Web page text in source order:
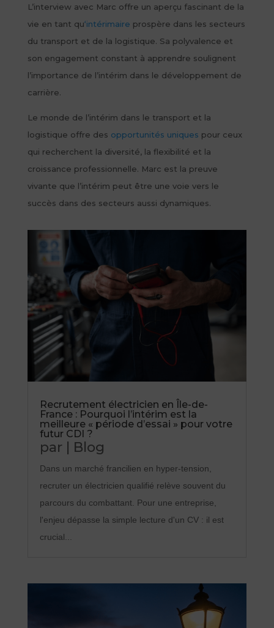
L’interview avec Marc offre un aperçu fascinant de la
vie en tant qu‘intérimaire prospère dans les secteurs
du transport et de la logistique. Sa polyvalence et
son engagement constant à apprendre soulignent
l’importance de l’intérim dans le développement de
carrière.
Le monde de l’intérim dans le transport et la
logistique offre des opportunités uniques pour ceux
qui recherchent la diversité, la flexibilité et la
croissance professionnelle. Marc est la preuve
vivante que l’intérim peut être une voie vers le
succès dans des secteurs aussi dynamiques.
Recrutement électricien en Île-de-
France : Pourquoi l’intérim est la
meilleure « période d’essai » pour votre
futur CDI ?
par Blog
Dans un marché francilien en hyper-tension,
recruter un électricien qualifié relève souvent du
parcours du combattant. Pour une entreprise,
l'enjeu dépasse la simple lecture d'un CV : il est
crucial...